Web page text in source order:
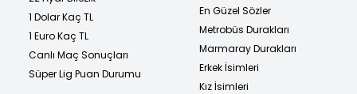
1 Dolar Kaç TL
1 Euro Kaç TL
Canlı Maç Sonuçları
Süper Lig Puan Durumu
En Güzel Sözler
Metrobüs Durakları
Marmaray Durakları
Erkek İsimleri
Kız İsimleri